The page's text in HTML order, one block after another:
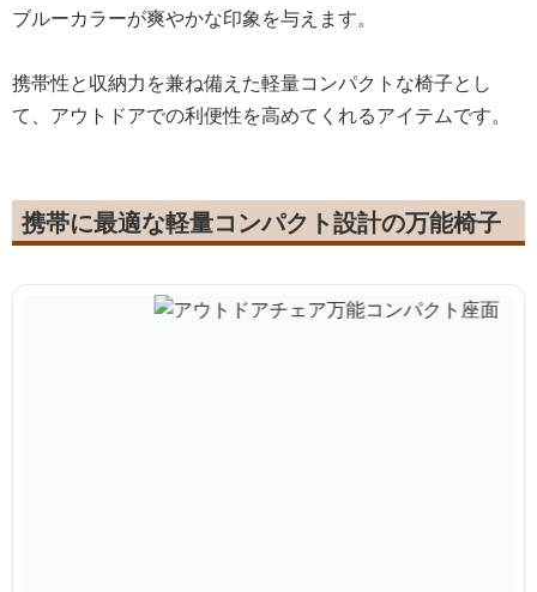
ブルーカラーが爽やかな印象を与えます。
携帯性と収納力を兼ね備えた軽量コンパクトな椅子とし
て、アウトドアでの利便性を高めてくれるアイテムです。
携帯に最適な軽量コンパクト設計の万能椅子